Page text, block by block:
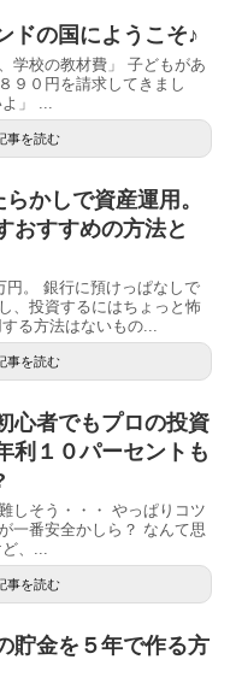
ドの国にようこそ♪
学校の教材費」 子どもがあ
９０円を請求してきまし
」 ...
事を読む
かしで資産運用。
おすすめの方法と
円。 銀行に預けっぱなしで
、投資するにはちょっと怖
る方法はないもの...
事を読む
心者でもプロの投資
利１０パーセントも
しそう・・・ やっぱりコツ
一番安全かしら？ なんて思
、...
事を読む
貯金を５年で作る方